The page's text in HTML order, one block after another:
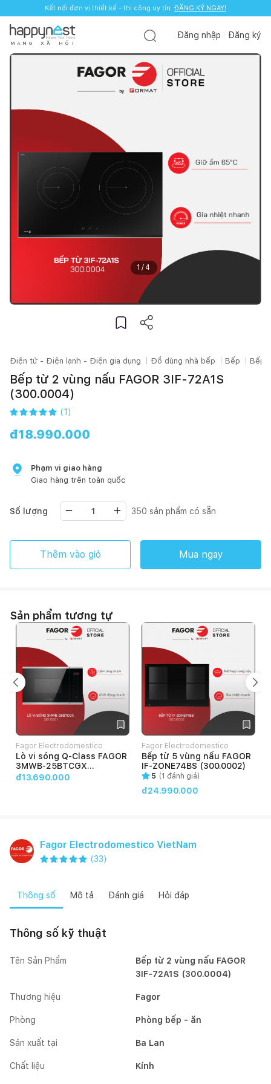
Kết nối đơn vị thiết kế - thi công uy tín. ĐĂNG KÝ NGAY!
M Ạ N G X Ã H Ộ I
Đăng nhập Đăng ký
1 / 4
Điện tử - Điện lạnh - Điện gia dụng Đồ dùng nhà bếp Bếp Bếp
Bếp từ 2 vùng nấu FAGOR 3IF-72A1S
(300.0004)
(1 )
đ18.990.000
Phạm vi giao hàng
Giao hàng trên toàn quốc
Số lượng 350 sản phẩm có sẵn
Thêm vào giỏ Mua ngay
Sản phẩm tương tự
Fagor Electrodomestico
VietNam
Lò vi sóng Q-Class FAGOR
3MWB-25BTCGX
(201.0001)
đ13.690.000
Fagor Electrodomestico
VietNam
Bếp từ 5 vùng nấu FAGOR
IF-ZONE74BS (300.0002)
5 (1 đánh giá)
đ24.990.000
Fagor Electrodomestico VietNam
(33)
Thông số Mô tả Đánh giá Hỏi đáp
Thông số kỹ thuật
Tên Sản Phẩm
Bếp từ 2 vùng nấu FAGOR
3IF-72A1S (300.0004)
Thương hiệu Fagor
Phòng Phòng bếp - ăn
Sản xuất tại Ba Lan
Chất liệu Kính